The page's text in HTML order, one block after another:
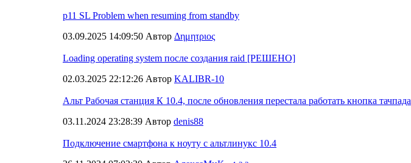
p11 SL Problem when resuming from standby
03.09.2025 14:09:50 Автор Δημητριος
Loading operating system после создания raid [РЕШЕНО]
02.03.2025 22:12:26 Автор KALIBR-10
Альт Рабочая станция К 10.4, после обновления перестала работать кнопка тачпада
03.11.2024 23:28:39 Автор denis88
Подключение смартфона к ноуту с альтлинукс 10.4